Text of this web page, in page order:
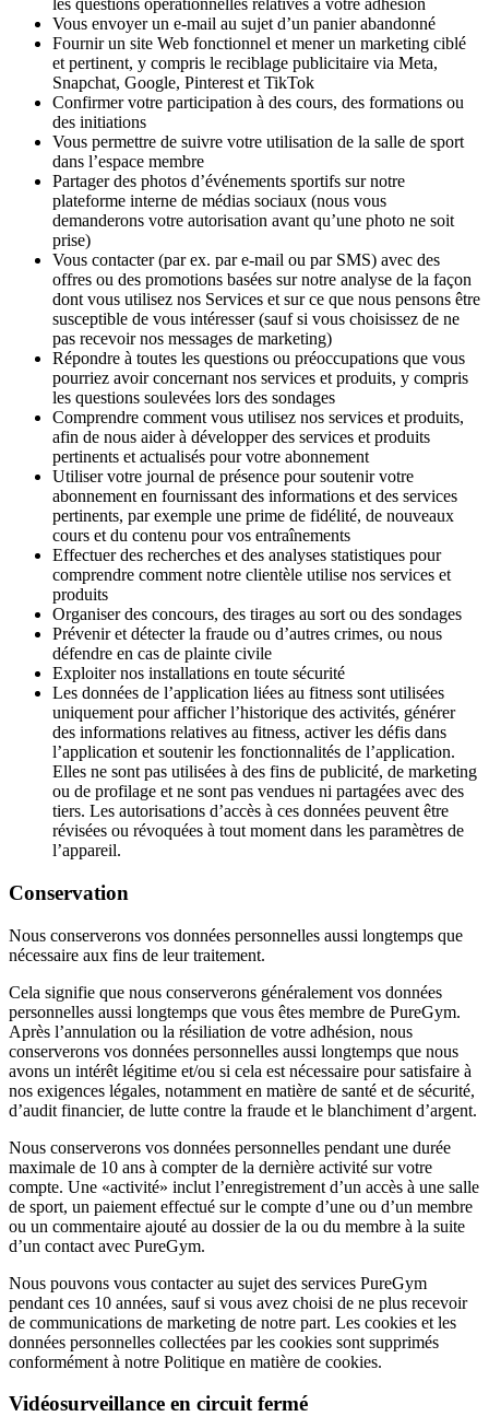
les questions opérationnelles relatives à votre adhésion
Vous envoyer un e-mail au sujet d’un panier abandonné
Fournir un site Web fonctionnel et mener un marketing ciblé
et pertinent, y compris le reciblage publicitaire via Meta,
Snapchat, Google, Pinterest et TikTok
Confirmer votre participation à des cours, des formations ou
des initiations
Vous permettre de suivre votre utilisation de la salle de sport
dans l’espace membre
Partager des photos d’événements sportifs sur notre
plateforme interne de médias sociaux (nous vous
demanderons votre autorisation avant qu’une photo ne soit
prise)
Vous contacter (par ex. par e-mail ou par SMS) avec des
offres ou des promotions basées sur notre analyse de la façon
dont vous utilisez nos Services et sur ce que nous pensons être
susceptible de vous intéresser (sauf si vous choisissez de ne
pas recevoir nos messages de marketing)
Répondre à toutes les questions ou préoccupations que vous
pourriez avoir concernant nos services et produits, y compris
les questions soulevées lors des sondages
Comprendre comment vous utilisez nos services et produits,
afin de nous aider à développer des services et produits
pertinents et actualisés pour votre abonnement
Utiliser votre journal de présence pour soutenir votre
abonnement en fournissant des informations et des services
pertinents, par exemple une prime de fidélité, de nouveaux
cours et du contenu pour vos entraînements
Effectuer des recherches et des analyses statistiques pour
comprendre comment notre clientèle utilise nos services et
produits
Organiser des concours, des tirages au sort ou des sondages
Prévenir et détecter la fraude ou d’autres crimes, ou nous
défendre en cas de plainte civile
Exploiter nos installations en toute sécurité
Les données de l’application liées au fitness sont utilisées
uniquement pour afficher l’historique des activités, générer
des informations relatives au fitness, activer les défis dans
l’application et soutenir les fonctionnalités de l’application.
Elles ne sont pas utilisées à des fins de publicité, de marketing
ou de profilage et ne sont pas vendues ni partagées avec des
tiers. Les autorisations d’accès à ces données peuvent être
révisées ou révoquées à tout moment dans les paramètres de
l’appareil.
Conservation
Nous conserverons vos données personnelles aussi longtemps que
nécessaire aux fins de leur traitement.
Cela signifie que nous conserverons généralement vos données
personnelles aussi longtemps que vous êtes membre de PureGym.
Après l’annulation ou la résiliation de votre adhésion, nous
conserverons vos données personnelles aussi longtemps que nous
avons un intérêt légitime et/ou si cela est nécessaire pour satisfaire à
nos exigences légales, notamment en matière de santé et de sécurité,
d’audit financier, de lutte contre la fraude et le blanchiment d’argent.
Nous conserverons vos données personnelles pendant une durée
maximale de 10 ans à compter de la dernière activité sur votre
compte. Une «activité» inclut l’enregistrement d’un accès à une salle
de sport, un paiement effectué sur le compte d’une ou d’un membre
ou un commentaire ajouté au dossier de la ou du membre à la suite
d’un contact avec PureGym.
Nous pouvons vous contacter au sujet des services PureGym
pendant ces 10 années, sauf si vous avez choisi de ne plus recevoir
de communications de marketing de notre part. Les cookies et les
données personnelles collectées par les cookies sont supprimés
conformément à notre Politique en matière de cookies.
Vidéosurveillance en circuit fermé